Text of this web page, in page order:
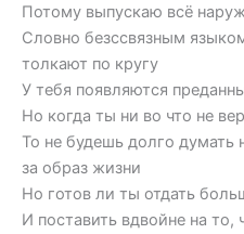
Потому выпускаю всё
Словно безссвязным
толкают по кругу
У тебя появляются
Но когда ты ни во что не
То не будешь долго думать
за образ жизни
Но готов ли ты отдать
И поставить вдвойне на